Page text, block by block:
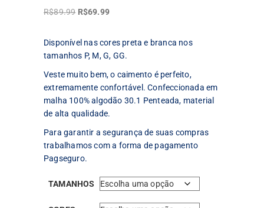
R$89.99 O
original
R$69.99O
Disponível nas cores preta e branca nos
tamanhos P, M, G, GG.
Veste muito bem, o caimento é perfeito,
extremamente confortável. Confeccionada em
malha 100% algodão 30.1 Penteada, material
de alta qualidade.
Para garantir a segurança de suas compras
trabalhamos com a forma de pagamento
Pagseguro.
TAMANHOS